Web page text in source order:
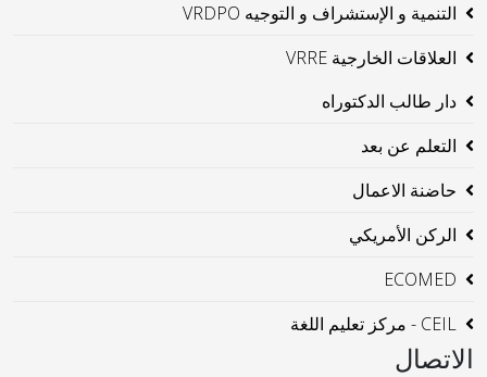
التنمية و الإستشراف و التوجيه VRDPO
العلاقات الخارجية VRRE
دار طالب الدكتوراه
التعلم عن بعد
حاضنة الاعمال
الركن الأمريكي
ECOMED
CEIL - مركز تعليم اللغة
الاتصال